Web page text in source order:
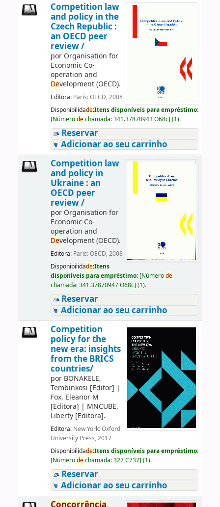
Competition law
and policy in the
Czech Republic :
an OECD peer
review /
por Organisation for
Economic Co-
operation and
Development (OECD).
Editora: Paris: OECD, 2008
Disponibilidade:Itens disponíveis para empréstimo:
[Númerodechamada:341.37870943 O68c] (1).
Reservar
Adicionar ao seu carrinho
Competition law
and policy in
Ukraine : an
OECD peer
review /
por Organisation for
Economic Co-
operation and
Development (OECD).
Editora: Paris: OECD, 2008
Disponibilidade:Itens
disponíveis para empréstimo: [Númerode
chamada:341.37870947 O68c] (1).
Reservar
Adicionar ao seu carrinho
Competition
policy for the
new era: insights
from the BRICS
countries/
por BONAKELE,
Tembinkosi [Editor] |
Fox, Eleanor M
[Editora] | MNCUBE,
Liberty[Editora].
Editora: New York: Oxford
University Press, 2017
Disponibilidade:Itens disponíveis para empréstimo:
[Númerodechamada:327 C737] (1).
Reservar
Adicionar ao seu carrinho